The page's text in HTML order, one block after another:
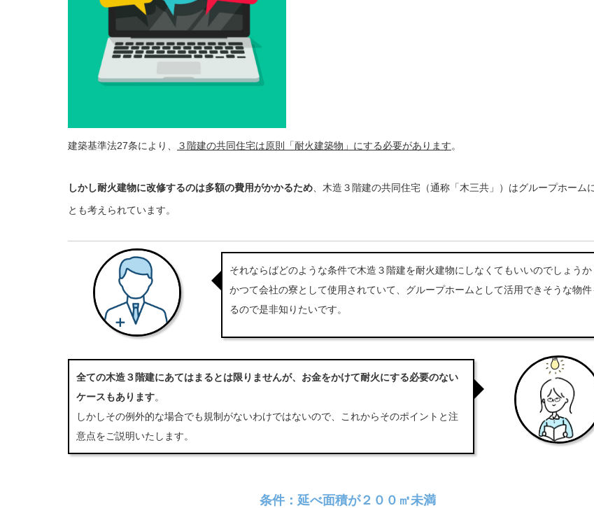
建築基準法27条により、 ３階建の共同住宅は原則「耐火建築物」にする必要があります。
しかし耐火建物に改修するのは多額の費用がかかるため 、木造３階建の共同住宅（通称「木三共」）はグループホーム
とも考えられています。
それならばどのような条件で木造３階建を耐火建物にしなくてもいいのでしょうか
かつて会社の寮として使用されていて、グループホームとして活用できそうな物件
るので是非知りたいです。
全ての木造３階建にあてはまるとは限りませんが、お金をかけて耐火にする必要のない
ケースもあります。
しかしその例外的な場合でも規制がないわけではないので、これからそのポイントと注
意点をご説明いたします。
条件：延べ面積が２００㎡未満